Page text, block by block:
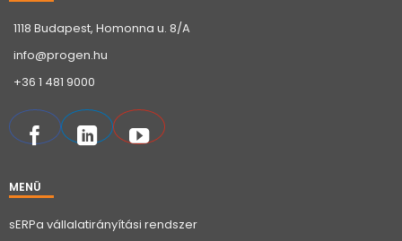
1118 Budapest, Homonna u. 8/A
info@progen.hu
+36 1 481 9000
MENÜ
sERPa vállalatirányítási rendszer